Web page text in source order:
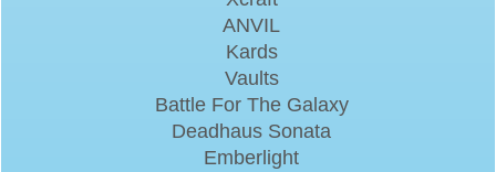
ANVIL
Kards
Vaults
Battle For The Galaxy
Deadhaus Sonata
Emberlight